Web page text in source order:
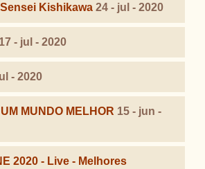
Kishikawa 24 - jul - 2020
17 - jul - 2020
- 2020
MUNDO MELHOR 15 - jun -
2020 - Live - Melhores